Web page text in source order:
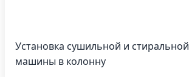
Установка сушильной и стиральной
машины в колонну